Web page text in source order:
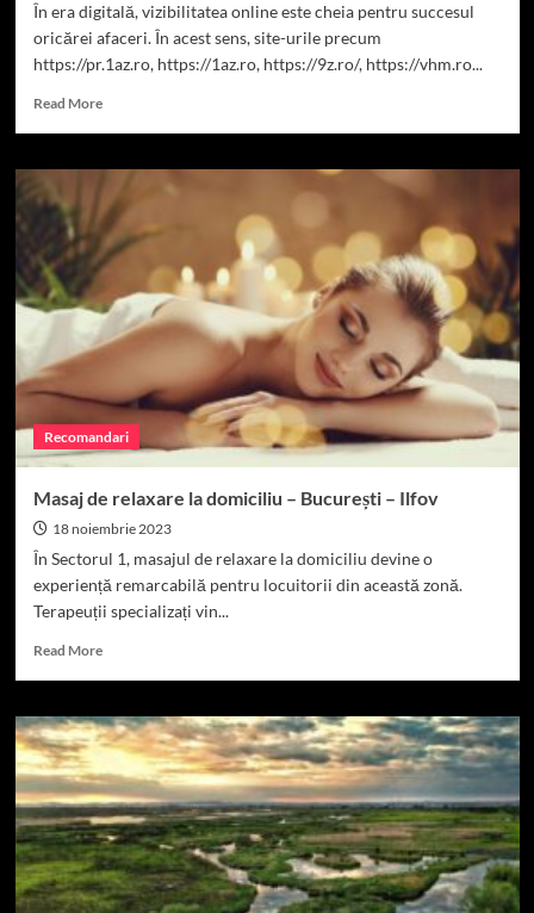
În era digitală, vizibilitatea online este cheia pentru succesul
oricărei afaceri. În acest sens, site-urile precum
https://pr.1az.ro, https://1az.ro, https://9z.ro/, https://vhm.ro...
Read MoreRead
Creșterea
Online:
Modalități
de
SEO
Recomandari
Masaj de relaxare la domiciliu – București – Ilfov
18 noiembrie 2023
În Sectorul 1, masajul de relaxare la domiciliu devine o
experiență remarcabilă pentru locuitorii din această zonă.
Terapeuții specializați vin...
Read MoreRead
Masaj
de
relaxare
la
domiciliu
–
București
–
Ilfov